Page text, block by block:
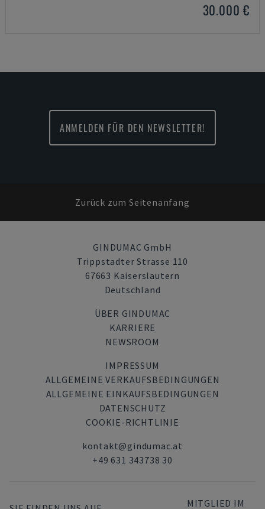
30.000 €
ANMELDEN FÜR DEN NEWSLETTER!
Zurück zum Seitenanfang
GINDUMAC GmbH
Trippstadter Strasse 110
67663 Kaiserslautern
Deutschland
ÜBER GINDUMAC
KARRIERE
NEWSROOM
IMPRESSUM
ALLGEMEINE VERKAUFSBEDINGUNGEN
ALLGEMEINE EINKAUFSBEDINGUNGEN
DATENSCHUTZ
COOKIE-RICHTLINIE
kontakt@gindumac.at
+49 631 343738 30
MITGLIED IM